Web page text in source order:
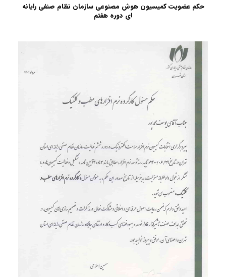
حکم عضویت کمیسیون هوش مصنوعی سازمان نظام صنفی رایانه
ای دوره هفتم